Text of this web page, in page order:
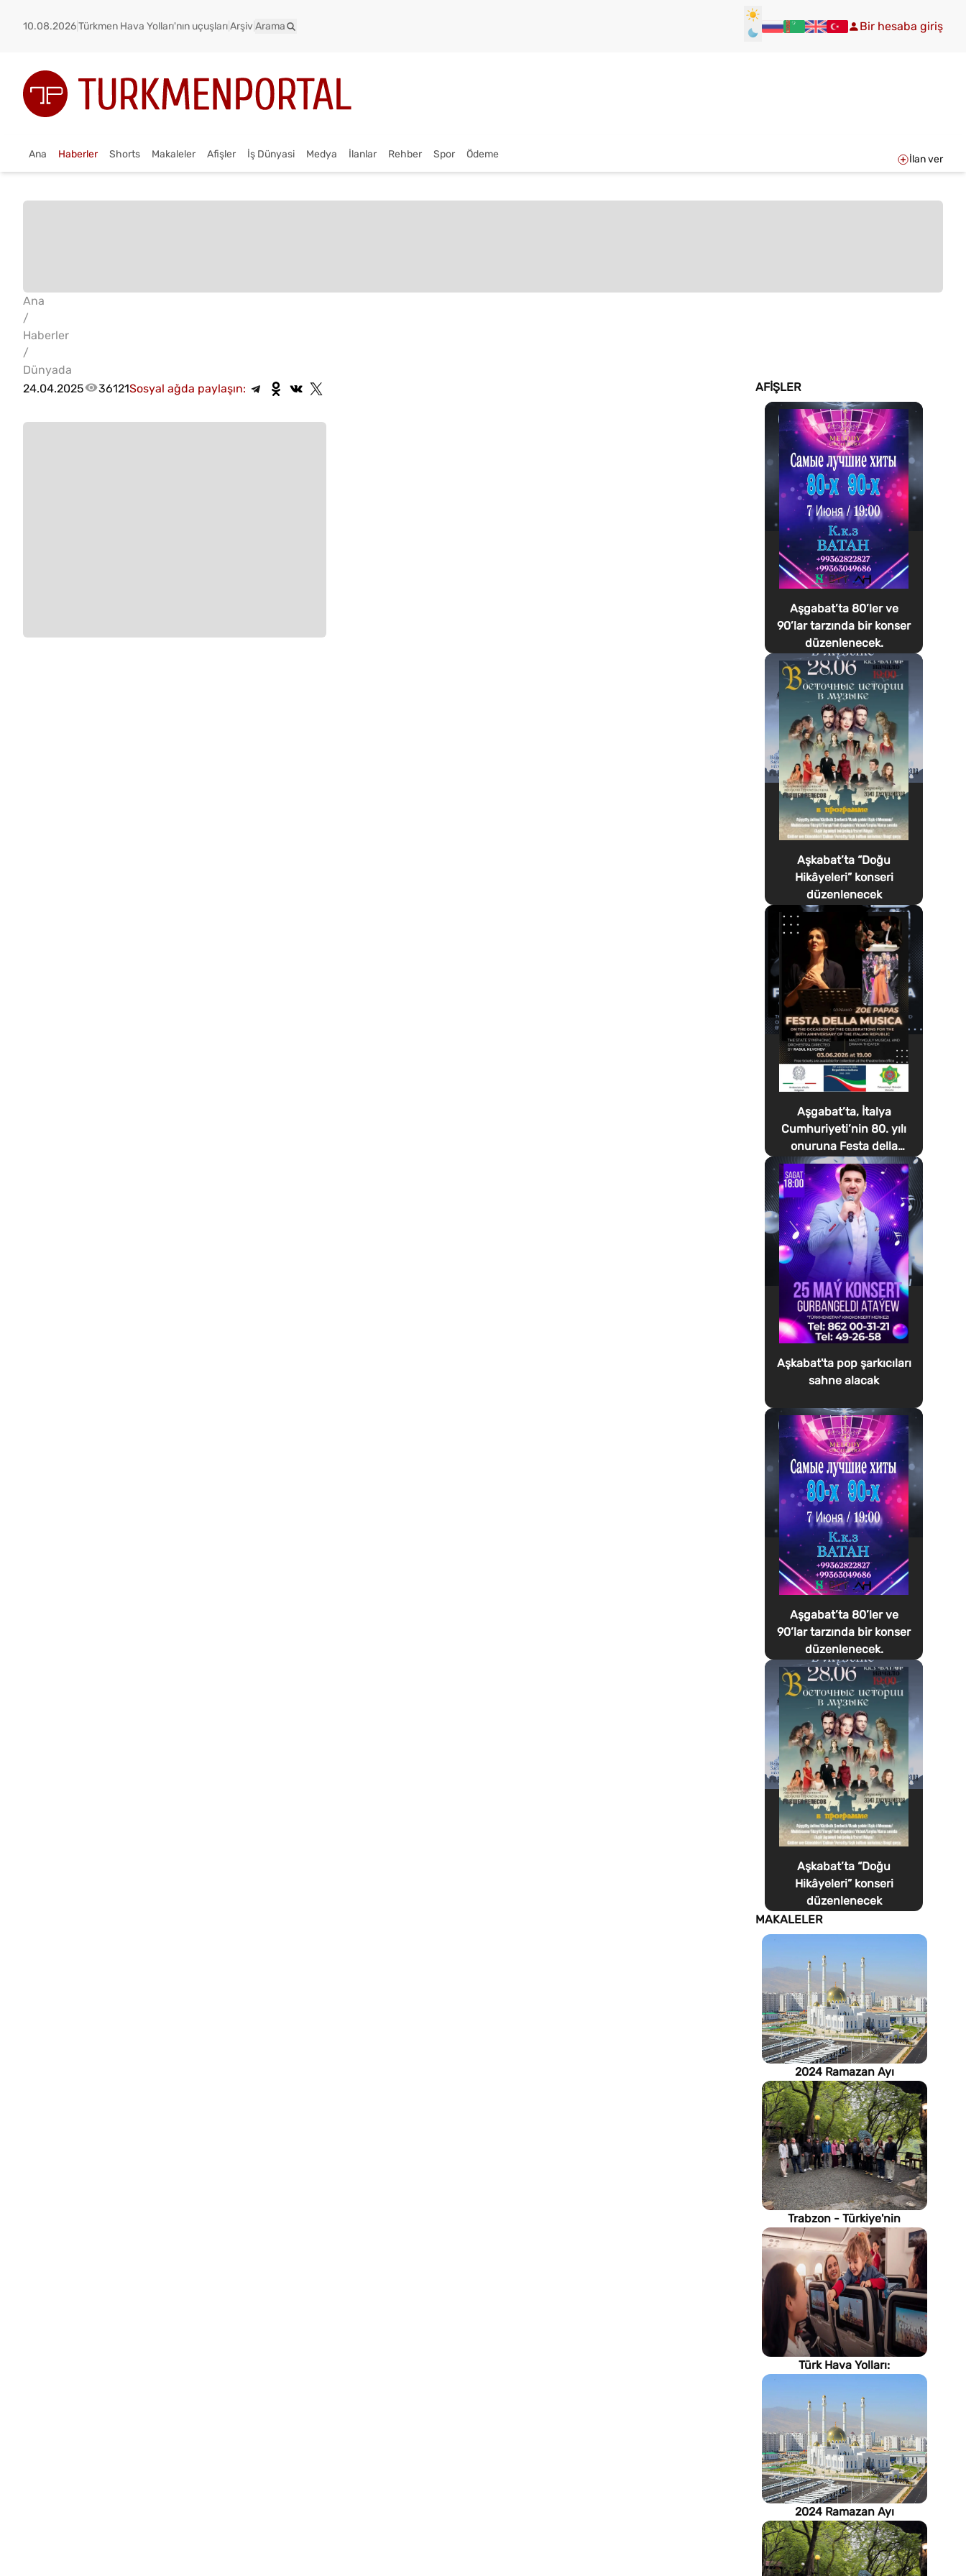
10.08.2026Türkmen Hava Yolları'nın uçuşlarıArşiv Arama Bir hesaba giriş
Ana Haberler Shorts Makaleler Afişler İş Dünyasi Medya İlanlar Rehber Spor Ödeme İlan ver
Ana
/
Haberler
/
Dünyada
24.04.2025
36121Sosyal ağda paylaşın: AFIŞLER
Aşgabat’ta 80’ler ve
90’lar tarzında bir konser
düzenlenecek.
Aşkabat’ta “Doğu
Hikâyeleri” konseri
düzenlenecek
Aşgabat’ta, İtalya
Cumhuriyeti’nin 80. yılı
onuruna Festa della
Musica düzenlenecek
Aşkabat'ta pop şarkıcıları
sahne alacak
Aşgabat’ta 80’ler ve
90’lar tarzında bir konser
düzenlenecek.
Aşkabat’ta “Doğu
Hikâyeleri” konseri
düzenlenecek
MAKALELER
2024 Ramazan Ayı
imsakiyesi (Türkmenistan)
Trabzon - Türkiye'nin
Karadeniz kıyısındaki gururu
Türk Hava Yolları:
2024 Ramazan Ayı
imsakiyesi (Türkmenistan)